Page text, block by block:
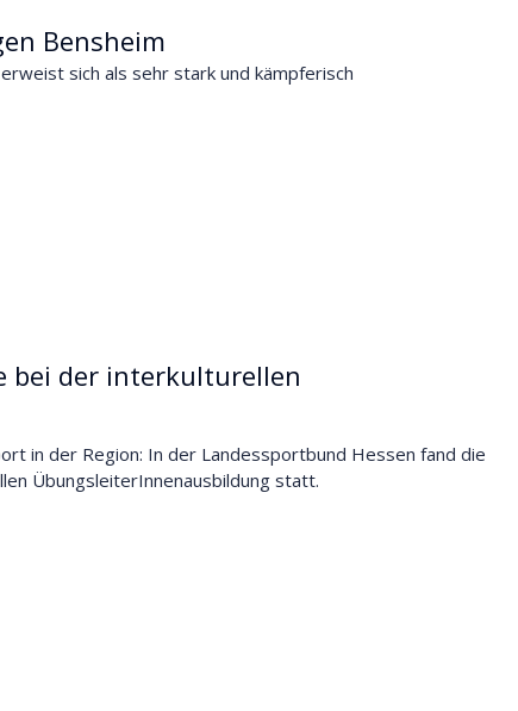
Bensheim
sich als sehr stark und kämpferisch
bei der interkulturellen
in der Region: In der Landessportbund Hessen fand die
ÜbungsleiterInnenausbildung statt.